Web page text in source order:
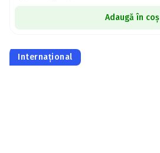
Adaugă în coș
Internațional